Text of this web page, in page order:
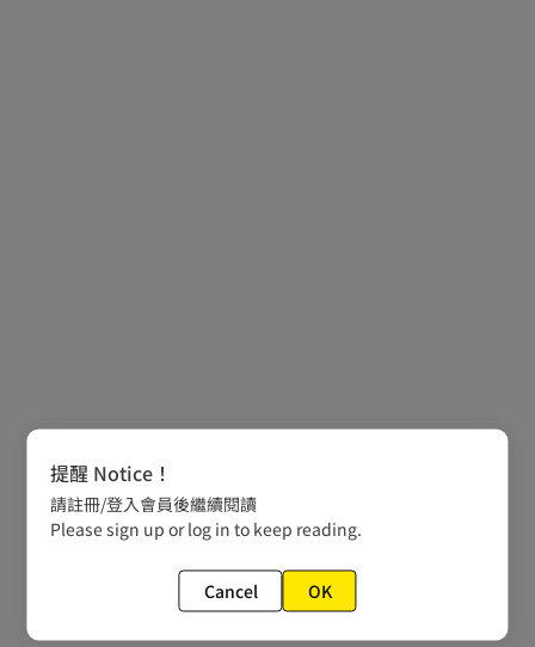
提醒 Notice！
請註冊/登入會員後繼續閱讀
Please sign up or log in to keep reading.
Cancel OK